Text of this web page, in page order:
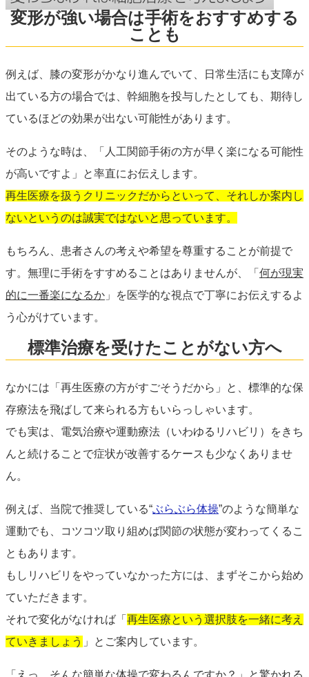
変形が強い場合は手術をおすすめする
ことも
例えば、膝の変形がかなり進んでいて、日常生活にも支障が
出ている方の場合では、幹細胞を投与したとしても、期待し
ているほどの効果が出ない可能性があります。
そのような時は、「人工関節手術の方が早く楽になる可能性
が高いですよ」と率直にお伝えします。
再生医療を扱うクリニックだからといって、それしか案内し
ないというのは誠実ではないと思っています。
もちろん、患者さんの考えや希望を尊重することが前提で
す。無理に手術をすすめることはありませんが、「 何が現実
的に一番楽になるか 」を医学的な視点で丁寧にお伝えするよ
う心がけています。
標準治療を受けたことがない方へ
なかには「再生医療の方がすごそうだから」と、標準的な保
存療法を飛ばして来られる方もいらっしゃいます。
でも実は、電気治療や運動療法（いわゆるリハビリ）をきち
んと続けることで症状が改善するケースも少なくありませ
ん。
例えば、当院で推奨している“ぶらぶら体操”のような簡単な
運動でも、コツコツ取り組めば関節の状態が変わってくるこ
ともあります。
もしリハビリをやっていなかった方には、まずそこから始め
ていただきます。
それで変化がなければ「 再生医療という選択肢を一緒に考え
ていきましょう 」とご案内しています。
「えっ、そんな簡単な体操で変わるんですか？」と驚かれる